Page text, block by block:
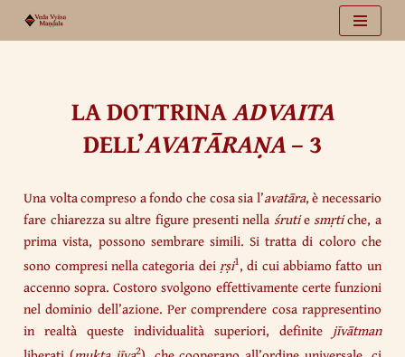
LA DOTTRINAADVAITA
DELL’AVATĀRAṆA– 3
Una volta compreso a fondo che cosa sia l’avatāra, è necessario
fare chiarezza su altre figure presenti nella śrutiesmṛtiche, a
prima vista, possono sembrare simili. Si tratta di coloro che
sono compresi nella categoria deiṛṣi1, di cui abbiamo fatto un
accenno sopra. Costoro svolgono effettivamente certe funzioni
nel dominio dell’azione. Per comprendere cosa rappresentino
in realtà queste individualità superiori, definite jīvātman
2